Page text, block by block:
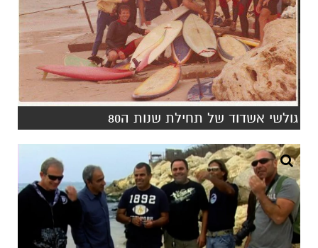
גולשי אשדוד של תחילת שנות ה80